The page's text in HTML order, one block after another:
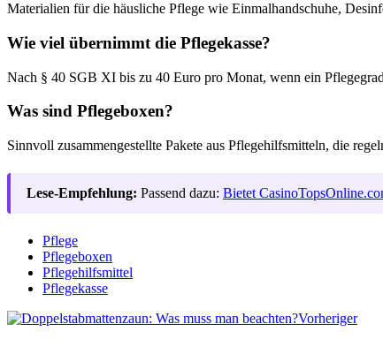
Materialien für die häusliche Pflege wie Einmalhandschuhe,
Wie viel übernimmt die Pflegekasse?
Nach § 40 SGB XI bis zu 40 Euro pro Monat, wenn ein
Was sind Pflegeboxen?
Sinnvoll zusammengestellte Pakete aus Pflegehilfsmitteln, die
Lese-Empfehlung: Passend dazu: Bietet
Pflege
Pflegeboxen
Pflegehilfsmittel
Pflegekasse
Vorheriger